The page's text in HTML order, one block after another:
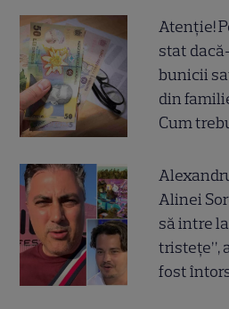
Atenție!
stat
bunicii
din
Cum
Alinei
să intre
tristețe”,
fost